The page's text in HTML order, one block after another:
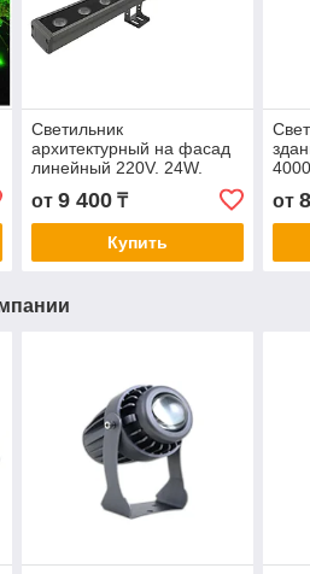
Светильник
архитектурный на фасад
линейный 220V. 24W.
3000К, 4000К, 6500К
от 9 400₸
Купить
от